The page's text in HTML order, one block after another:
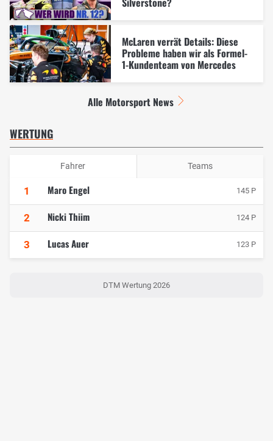
McLaren verrät Details: Diese
Probleme haben wir als Formel-
1-Kundenteam von Mercedes
Alle Motorsport News
WERTUNG
Fahrer Teams
1 Maro Engel 145 P
2 Nicki Thiim 124 P
3 Lucas Auer 123 P
DTM Wertung 2026